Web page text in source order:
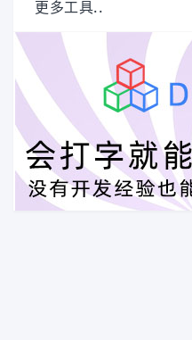
更多工具..